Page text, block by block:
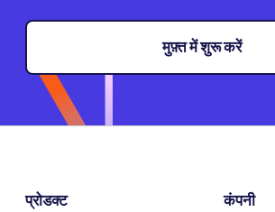
मुफ़्त में शुरू करें
प्रोडक्ट कंपनी